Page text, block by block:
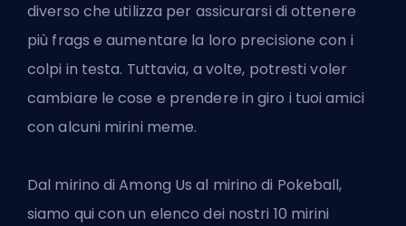
diverso che utilizza per assicurarsi di ottenere
più frags e aumentare la loro precisione con i
colpi in testa. Tuttavia, a volte, potresti voler
cambiare le cose e prendere in giro i tuoi amici
con alcuni mirini meme.
Dal mirino di Among Us al mirino di Pokeball,
siamo qui con un elenco dei nostri 10 mirini